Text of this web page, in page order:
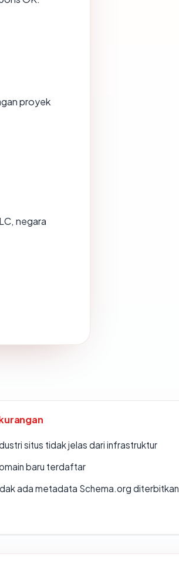
proyek
negara
situs tidak jelas dari infrastruktur
baru terdaftar
ada metadata Schema.org diterbitkan